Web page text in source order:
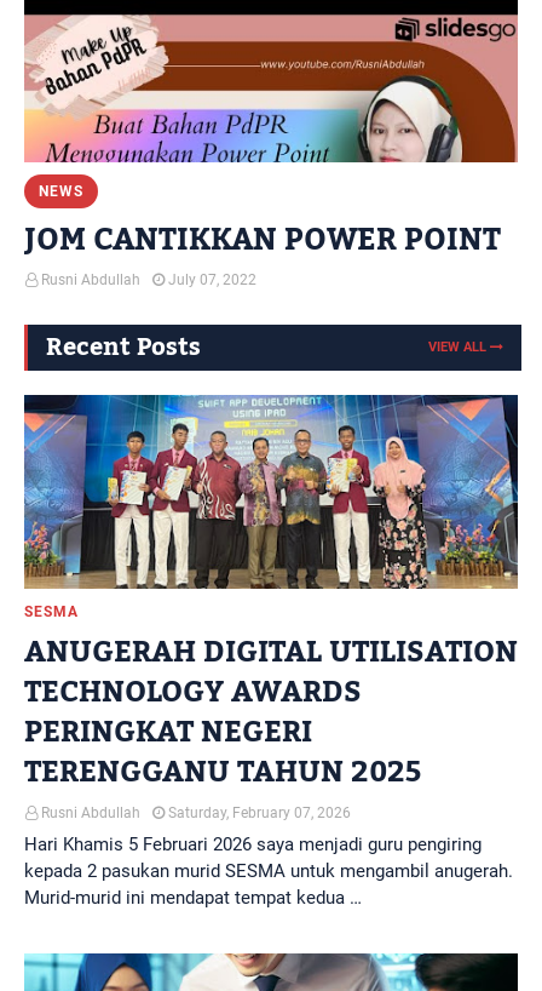
NEWS
JOM CANTIKKAN POWER POINT
Rusni Abdullah July 07, 2022
Recent Posts VIEW ALL
SESMA
ANUGERAH DIGITAL UTILISATION
TECHNOLOGY AWARDS
PERINGKAT NEGERI
TERENGGANU TAHUN 2025
Rusni Abdullah Saturday, February 07, 2026
Hari Khamis 5 Februari 2026 saya menjadi guru pengiring
kepada 2 pasukan murid SESMA untuk mengambil anugerah.
Murid-murid ini mendapat tempat kedua …